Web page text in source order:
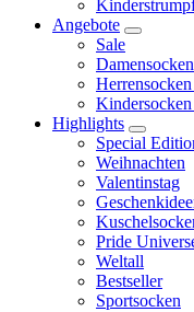
Angebote
Sale
Highlights
Special
Weihnachten
Valentinstag
Pride
Weltall
Bestseller
Sportsocken